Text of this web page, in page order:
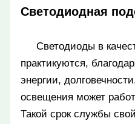
Светодиодная
Светодиоды в
практикуются,
энергии,
освещения может
Такой срок службы